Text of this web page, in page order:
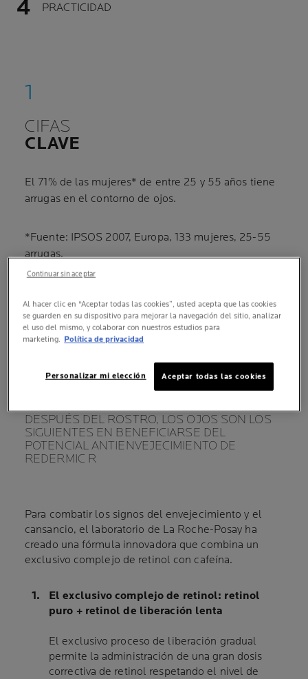
PRACTICIDAD
CIFAS
CLAVE
El 71% de las mujeres* de entre 25 y 55 años tiene
arrugas en el contorno de ojos.
*Fuente: IPSOS 2007, Europa, 133 mujeres, 25-55
arrugas.
LA SOLUCIÓN DE
DESPUÉS DEL ROSTRO, LOS OJOS SON LOS
SIGUIENTES EN BENEFICIARSE DEL
POTENCIAL ANTIENVEJECIMIENTO DE
REDERMIC R
Para combatir los signos del envejecimiento y el
cansancio, el laboratorio de La Roche-Posay ha
creado una fórmula innovadora que combina un
exclusivo complejo de retinol con cafeína.
El exclusivo complejo de retinol: retinol
puro + retinol de liberación lenta
El exclusivo proceso de liberación gradual
permite la administración de una gran dosis
correctiva de retinol respetando el nivel de
Al hacer clic en “Aceptar todas las cookies”, usted acepta que las cookies
se guarden en su dispositivo para mejorar la navegación del sitio, analizar
el uso del mismo, y colaborar con nuestros estudios para
marketing. Política de privacidad
Aceptar todas las cookies
Personalizar mi elección
Continuar sin aceptar